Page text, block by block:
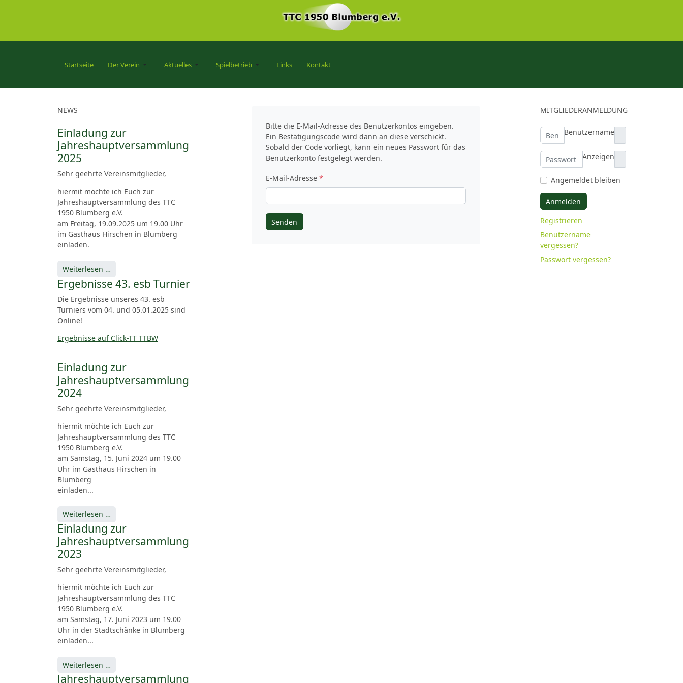
Startseite Der Verein Aktuelles Spielbetrieb Links Kontakt
Bitte die E-Mail-Adresse des Benutzerkontos eingeben.
Ein Bestätigungscode wird dann an diese verschickt.
Sobald der Code vorliegt, kann ein neues Passwort für das
Benutzerkonto festgelegt werden.
E-Mail-Adresse*
Senden
NEWS
Einladung zur
Jahreshauptversammlung
2025
Sehr geehrte Vereinsmitglieder,
hiermit möchte ich Euch zur
Jahreshauptversammlung des TTC
1950 Blumberg e.V.
am Freitag, 19.09.2025 um 19.00 Uhr
im Gasthaus Hirschen in Blumberg
einladen.
Weiterlesen …
Ergebnisse 43. esb Turnier
Die Ergebnisse unseres 43. esb
Turniers vom 04. und 05.01.2025 sind
Online!
Ergebnisse auf Click-TT TTBW
Einladung zur
Jahreshauptversammlung
2024
Sehr geehrte Vereinsmitglieder,
hiermit möchte ich Euch zur
Jahreshauptversammlung des TTC
1950 Blumberg e.V.
am Samstag, 15. Juni 2024 um 19.00
Uhr im Gasthaus Hirschen in
Blumberg
einladen...
Weiterlesen …
Einladung zur
Jahreshauptversammlung
2023
Sehr geehrte Vereinsmitglieder,
hiermit möchte ich Euch zur
Jahreshauptversammlung des TTC
1950 Blumberg e.V.
am Samstag, 17. Juni 2023 um 19.00
Uhr in der Stadtschänke in Blumberg
einladen...
Weiterlesen …
Jahreshauptversammlung
MITGLIEDERANMELDUNG
Benutzername
Anzeigen
Angemeldet bleiben
Anmelden
Registrieren
Benutzername
vergessen?
Passwort vergessen?